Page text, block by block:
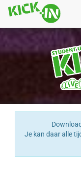
Je kan daar alle